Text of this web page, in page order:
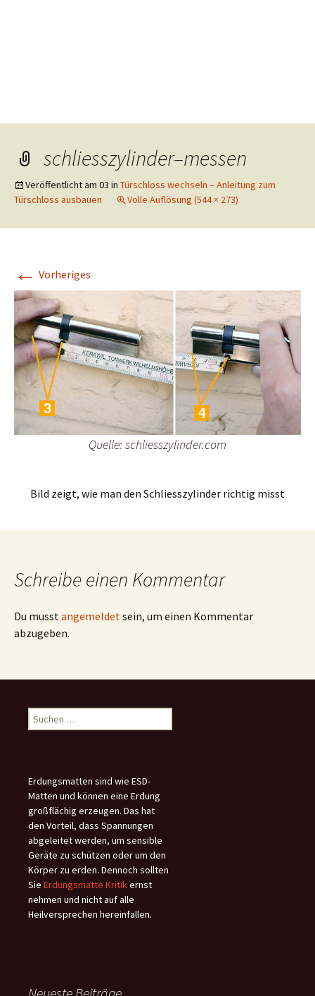
schliesszylinder–messen
Veröffentlicht am 03 in Türschloss wechseln – Anleitung zum
Türschloss ausbauen
Volle Auflösung (544 × 273)
← Vorheriges
Quelle: schliesszylinder.com
Bild zeigt, wie man den Schliesszylinder richtig misst
Schreibe einen Kommentar
Du musst angemeldet sein, um einen Kommentar
abzugeben.
Suchen
nach:
Erdungsmatten sind wie ESD-
Matten und können eine Erdung
großflächig erzeugen. Das hat
den Vorteil, dass Spannungen
abgeleitet werden, um sensible
Geräte zu schützen oder um den
Körper zu erden. Dennoch sollten
Sie Erdungsmatte Kritikernst
nehmen und nicht auf alle
Heilversprechen hereinfallen.